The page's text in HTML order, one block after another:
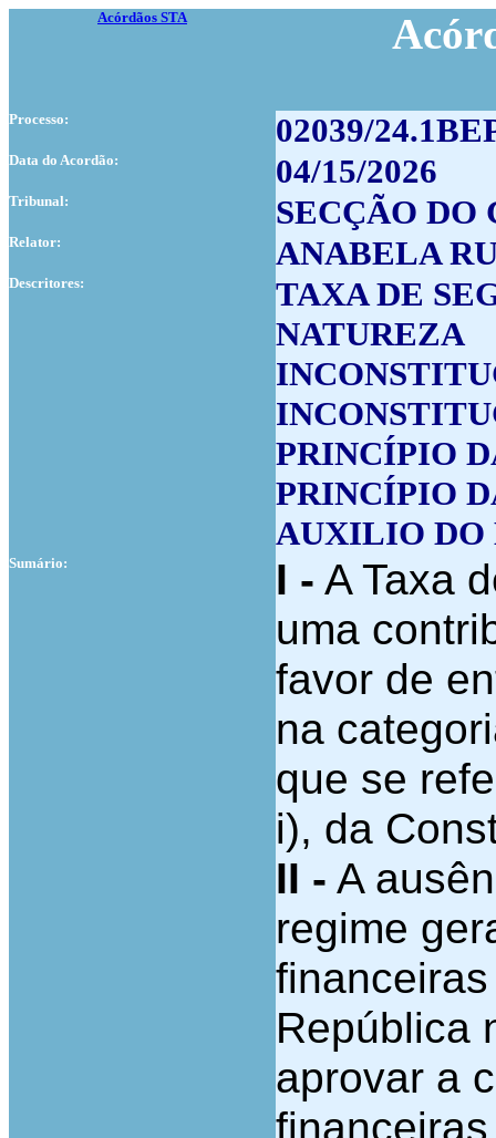
Acórdãos STA
Processo: 02039/
Data do Acordão: 04/15/2026
Tribunal: SECÇÃO DO
Relator: ANABELA
Descritores:
TAXA DE
NATUREZA
PRINCÍPIO
PRINCÍPIO
AUXILIO DO
Sumário: I - A Taxa
uma
favor de
na
que se
i), da
II - A
regime
República
aprovar a